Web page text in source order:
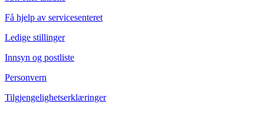
Få hjelp av servicesenteret
Ledige stillinger
Innsyn og postliste
Personvern
Tilgjengelighetserklæringer